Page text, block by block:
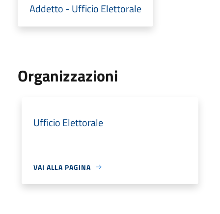
Addetto - Ufficio Elettorale
Organizzazioni
Ufficio Elettorale
VAI ALLA PAGINA